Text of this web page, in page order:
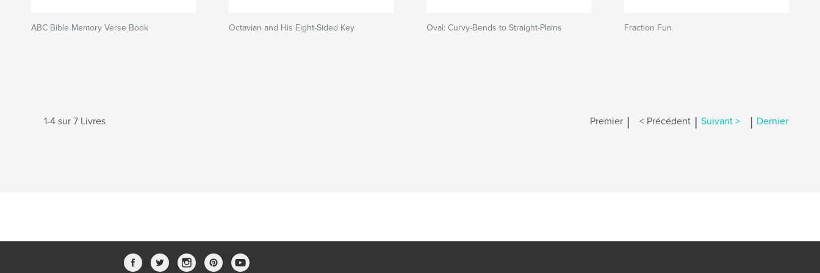
ABC Bible Memory Verse Book Octavian and His Eight-Sided Key Oval: Curvy-Bends to Straight-Plains Fraction Fun
1-4 sur 7 Livres Premier | < Précédent | Suivant > | Dernier